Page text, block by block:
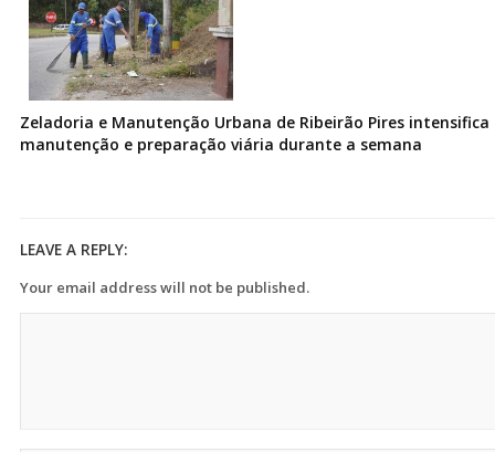
Zeladoria e Manutenção Urbana de Ribeirão Pires intensifica
manutenção e preparação viária durante a semana
LEAVE A REPLY:
Your email address will not be published.